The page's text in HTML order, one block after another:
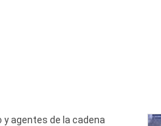
agentes de la cadena